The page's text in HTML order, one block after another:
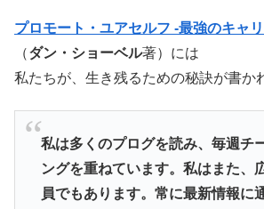
プロモート・ユアセルフ -最強のキャ
（ダン・ショーベル著）には
私たちが、生き残るための秘訣が書か
私は多くのプログを読み、毎週チ
ングを重ねています。私はまた、
員でもあります。常に最新情報に